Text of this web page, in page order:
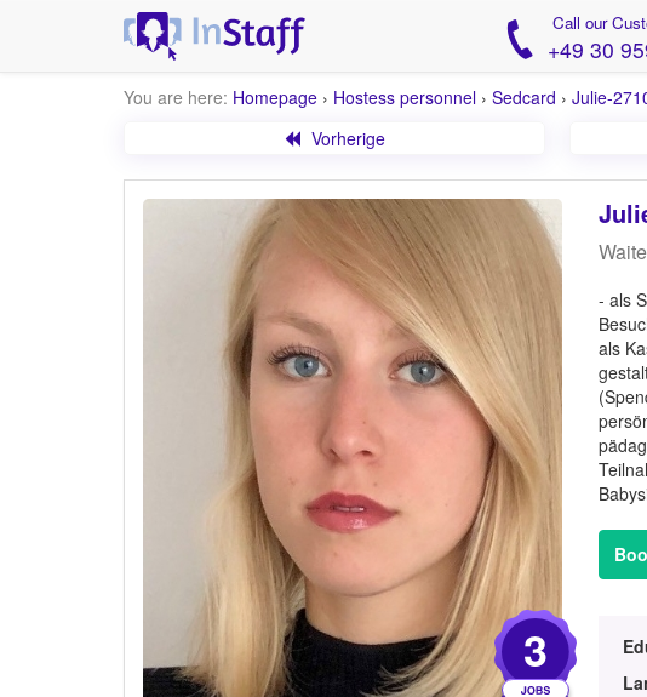
Call our
+49 30
You are here: Homepage › Hostess personnel › Sedcard › Julie-
Vorherige
3
- als
als